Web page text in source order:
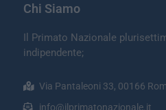
Chi Siamo
Il Primato Nazionale
indipendente;
Via Pantaleoni 33, 00166
info@ilprimatonazionale.it